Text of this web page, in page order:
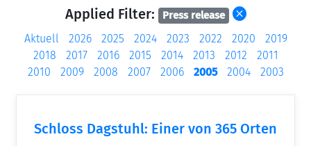
Applied Filter: Press release
Aktuell 2026 2025 2024 2023 2022 2020
2019
2018
2017 2016 2015 2014 2013 2012
2011
2010
2009 2008 2007 2006 2005 2004 2003
Schloss Dagstuhl: Einer von 365 Orten